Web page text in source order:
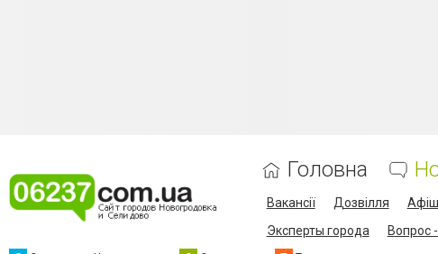
Головна
Вакансії Дозвілля
Эксперты города
Вопрос